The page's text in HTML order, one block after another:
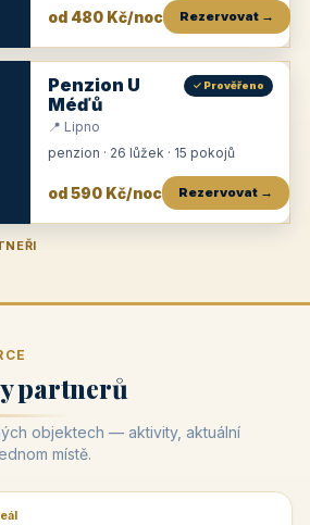
od 480 Kč/noc Rezervovat →
Penzion U
Méďů
✓ Prověřeno
📍 Lipno
penzion · 26 lůžek · 15 pokojů
od 590 Kč/noc Rezervovat →
Faber
partnerů
objektech — aktivity, aktuální
místě.